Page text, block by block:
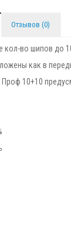
Отзывов (0)
кол-во шипов до
как в
Проф 10+10